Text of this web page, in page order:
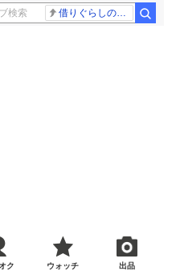
借りぐらしのアリエッティ 耳をすませば
ク ウォッチ 出品